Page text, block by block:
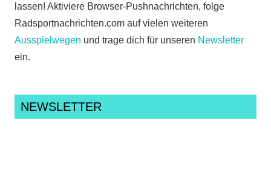
lassen! Aktiviere Browser-Pushnachrichten, folge
Radsportnachrichten.com auf vielen weiteren
Ausspielwegen und trage dich für unseren Newsletter
ein.
NEWSLETTER